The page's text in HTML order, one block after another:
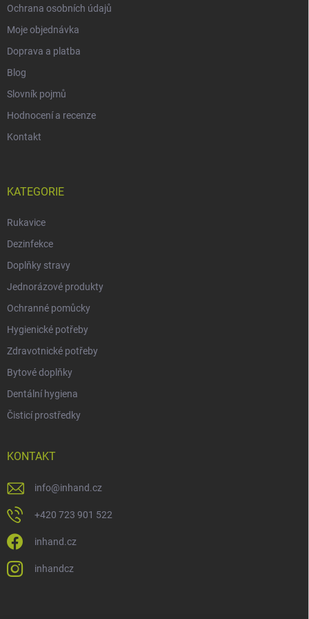
Ochrana osobních údajů
Moje objednávka
Doprava a platba
Blog
Slovník pojmů
Hodnocení a recenze
Kontakt
KATEGORIE
Rukavice
Dezinfekce
Doplňky stravy
Jednorázové produkty
Ochranné pomůcky
Hygienické potřeby
Zdravotnické potřeby
Bytové doplňky
Dentální hygiena
Čisticí prostředky
KONTAKT
info@inhand.cz
+420 723 901 522
inhand.cz
inhandcz